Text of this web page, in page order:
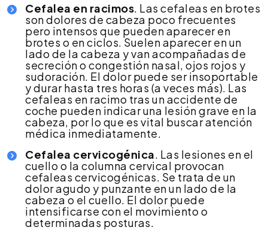
Cefalea en racimos. Las cefaleas en brotes
son dolores de cabeza poco frecuentes
pero intensos que pueden aparecer en
brotes o en ciclos. Suelen aparecer en un
lado de la cabeza y van acompañadas de
secreción o congestión nasal, ojos rojos y
sudoración. El dolor puede ser insoportable
y durar hasta tres horas (a veces más). Las
cefaleas en racimo tras un accidente de
coche pueden indicar una lesión grave en la
cabeza, por lo que es vital buscar atención
médica inmediatamente.
Cefalea cervicogénica. Las lesiones en el
cuello o la columna cervical provocan
cefaleas cervicogénicas. Se trata de un
dolor agudo y punzante en un lado de la
cabeza o el cuello. El dolor puede
intensificarse con el movimiento o
determinadas posturas.